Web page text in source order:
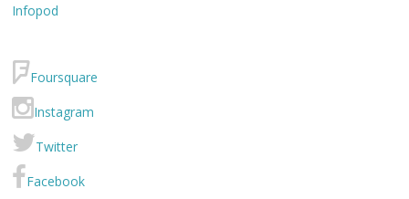
Infopod
Foursquare
Instagram
Twitter
Facebook